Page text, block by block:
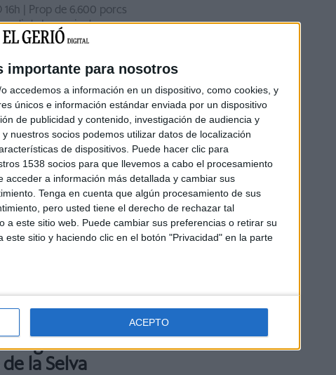
importante para nosotros
accedemos a información en un dispositivo, como cookies, y
únicos e información estándar enviada por un dispositivo
de publicidad y contenido, investigación de audiencia y
nuestros socios podemos utilizar datos de localización
de dispositivos. Puede hacer clic para
1538 socios para que llevemos a cabo el procesamiento
a información más detallada y cambiar sus
Tenga en cuenta que algún procesamiento de sus
pero usted tiene el derecho de rechazar tal
a este sitio web. Puede cambiar sus preferencias o retirar su
sitio y haciendo clic en el botón "Privacidad" en la parte
ACEPTO
16h | Prop de 6.600 porcs
de la granja de
(Pla de l'Estany) que va
dijous al vespre.
la Selva
a celebrar la
del Fiporc
ha pogut celebrar amb
edició de Fiporc, la Fira
gironines,
marcats per la
el responsable
porcina
irregularitats a
la Selva